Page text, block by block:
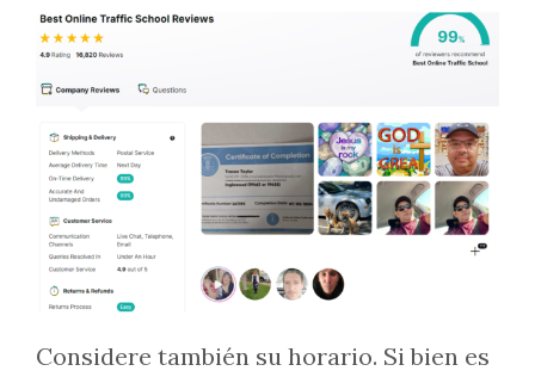
Considere también su horario. Si bien es